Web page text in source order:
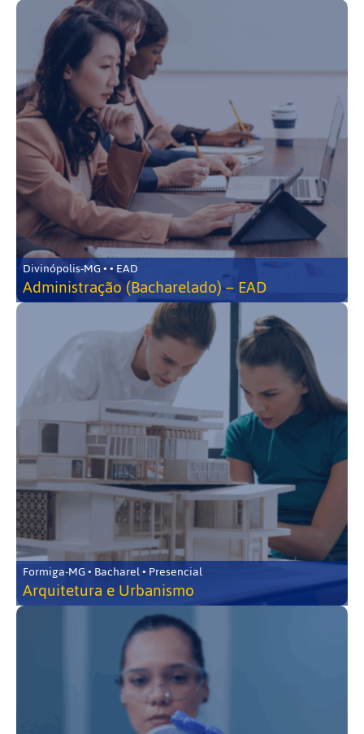
Divinópolis-MG • • EAD
Administração (Bacharelado) – EAD
Formiga-MG • Bacharel • Presencial
Arquitetura e Urbanismo